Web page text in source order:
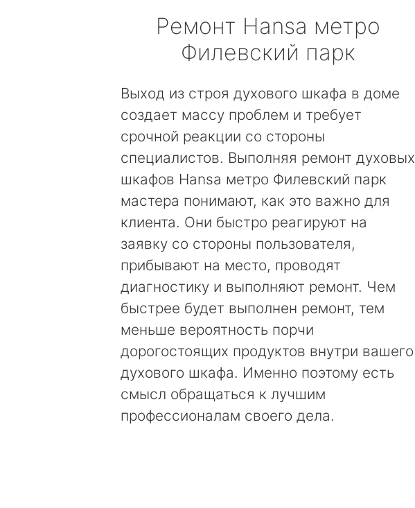
Ремонт Hansa метро
Филевский парк
Выход из строя духового шкафа в доме
создает массу проблем и требует
срочной реакции со стороны
специалистов. Выполняя ремонт духовых
шкафов Hansa метро Филевский парк
мастера понимают, как это важно для
клиента. Они быстро реагируют на
заявку со стороны пользователя,
прибывают на место, проводят
диагностику и выполняют ремонт. Чем
быстрее будет выполнен ремонт, тем
меньше вероятность порчи
дорогостоящих продуктов внутри вашего
духового шкафа. Именно поэтому есть
смысл обращаться к лучшим
профессионалам своего дела.